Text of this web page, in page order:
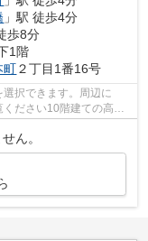
」駅 徒歩4分
歩8分
1階
町２丁目1番16号
択できます。周辺に
ださい10階建ての高層
ん。